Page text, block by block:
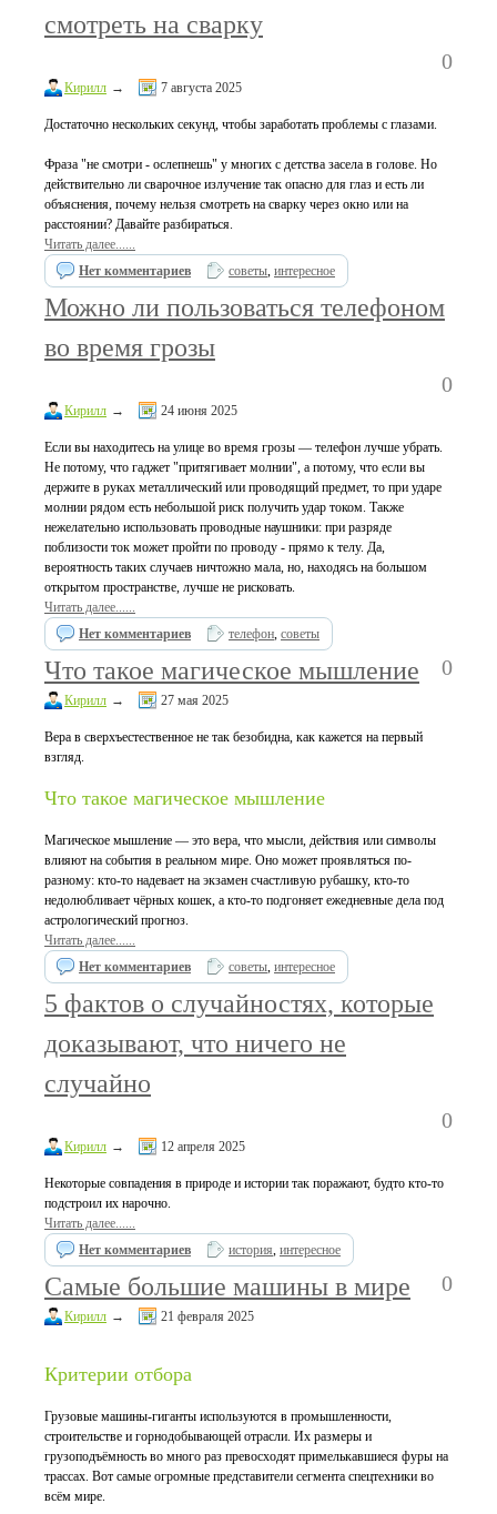
смотреть на сварку
0
Кирилл → 7 августа 2025
Достаточно нескольких секунд, чтобы заработать проблемы с глазами.
Фраза "не смотри - ослепнешь" у многих с детства засела в голове. Но
действительно ли сварочное излучение так опасно для глаз и есть ли
объяснения, почему нельзя смотреть на сварку через окно или на
расстоянии? Давайте разбираться.
Читать далее......
Нет комментариев
советы, интересное
Можно ли пользоваться телефоном
во время грозы
0
Кирилл → 24 июня 2025
Если вы находитесь на улице во время грозы — телефон лучше убрать.
Не потому, что гаджет "притягивает молнии", а потому, что если вы
держите в руках металлический или проводящий предмет, то при ударе
молнии рядом есть небольшой риск получить удар током. Также
нежелательно использовать проводные наушники: при разряде
поблизости ток может пройти по проводу - прямо к телу. Да,
вероятность таких случаев ничтожно мала, но, находясь на большом
открытом пространстве, лучше не рисковать.
Читать далее......
Нет комментариев
телефон, советы
Что такое магическое мышление 0
Кирилл → 27 мая 2025
Вера в сверхъестественное не так безобидна, как кажется на первый
взгляд.
Что такое магическое мышление
Магическое мышление — это вера, что мысли, действия или символы
влияют на события в реальном мире. Оно может проявляться по-
разному: кто-то надевает на экзамен счастливую рубашку, кто-то
недолюбливает чёрных кошек, а кто-то подгоняет ежедневные дела под
астрологический прогноз.
Читать далее......
Нет комментариев
советы, интересное
5 фактов о случайностях, которые
доказывают, что ничего не
случайно
0
Кирилл → 12 апреля 2025
Некоторые совпадения в природе и истории так поражают, будто кто-то
подстроил их нарочно.
Читать далее......
Нет комментариев
история, интересное
Самые большие машины в мире 0
Кирилл → 21 февраля 2025
Критерии отбора
Грузовые машины-гиганты используются в промышленности,
строительстве и горнодобывающей отрасли. Их размеры и
грузоподъёмность во много раз превосходят примелькавшиеся фуры на
трассах. Вот самые огромные представители сегмента спецтехники во
всём мире.